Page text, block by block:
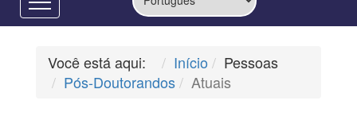
Você está aqui: Início
Pessoas
Pós-Doutorandos
Atuais